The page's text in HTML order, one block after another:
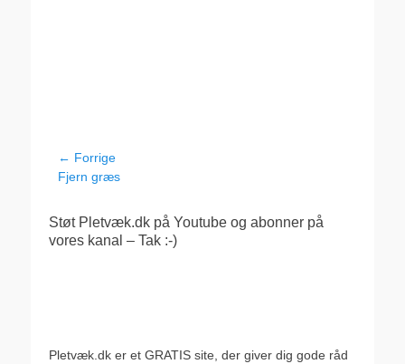
Indlægsnavigation
← Forrige
Forrige
Fjern græs
Støt Pletvæk.dk på Youtube og abonner på
vores kanal – Tak :-)
Pletvæk.dk er et GRATIS site, der giver dig gode råd